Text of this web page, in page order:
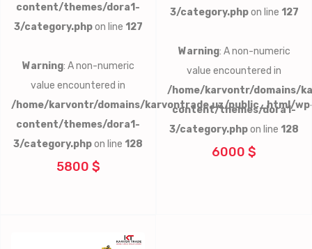
content/themes/dora1-
3/category.phpon line 127
Warning: A non-numeric
value encountered in
/home/karvontr/domains/karvontrade.uz/public_html/
content/themes/dora1-
3/category.phpon line 128
5800 $
3/category.phpon line 127
Warning: A non-numeric
value encountered in
/home/karvontr/domains/
content/themes/dora1-
3/category.phpon line 128
6000 $